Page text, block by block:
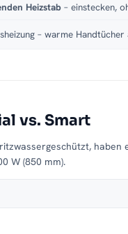
Heizstab – einstecken,
– warme
vs. Smart
W (850 mm).